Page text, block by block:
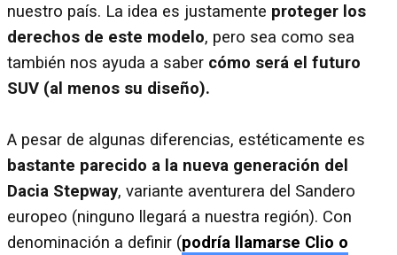
nuestro país. La idea es justamente proteger los
derechos de este modelo, pero sea como sea
también nos ayuda a saber cómo será el futuro
SUV (al menos su diseño).
A pesar de algunas diferencias, estéticamente es
bastante parecido a la nueva generación del
Dacia Stepway, variante aventurera del Sandero
europeo (ninguno llegará a nuestra región). Con
denominación a definir (podría llamarse Clio o